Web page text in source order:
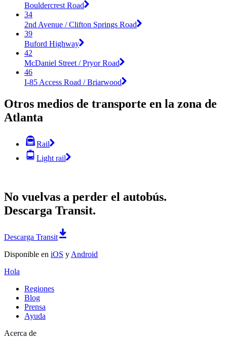
Bouldercrest Road
34
2nd Avenue / Clifton Springs Road
39
Buford Highway
42
McDaniel Street / Pryor Road
46
I-85 Access Road / Briarwood
Otros medios de transporte en la zona de
Atlanta
Rail
Light rail
No vuelvas a perder el autobús.
Descarga Transit.
Descarga Transit
Disponible en iOS y Android
Hola
Regiones
Blog
Prensa
Ayuda
Acerca de